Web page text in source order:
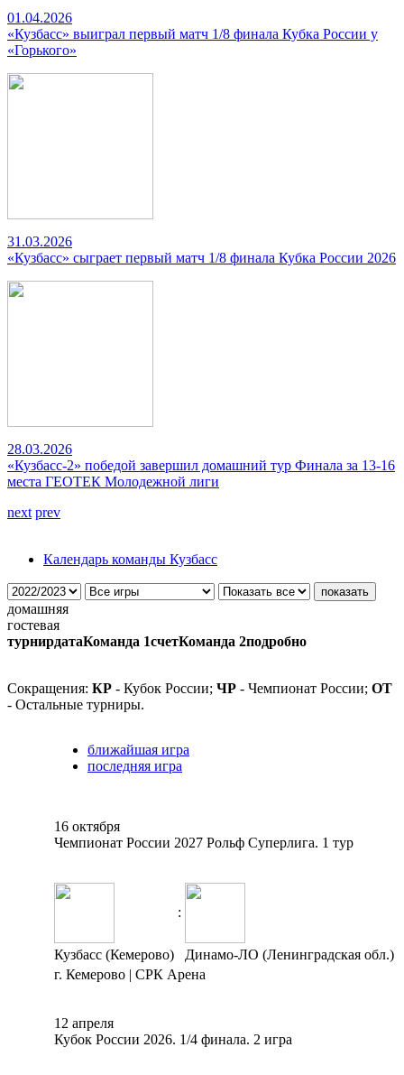
01.04.2026
«Кузбасс» выиграл первый матч 1/8 финала Кубка России у
«Горького»
31.03.2026
«Кузбасс» сыграет первый матч 1/8 финала Кубка России 2026
28.03.2026
«Кузбасс-2» победой завершил домашний тур Финала за 13-16
места ГЕОТЕК Молодежной лиги
next prev
Календарь команды Кузбасс
домашняя
гостевая
турнирдатаКоманда 1счетКоманда 2подробно
Сокращения: КР - Кубок России; ЧР - Чемпионат России; ОТ
- Остальные турниры.
ближайшая игра
последняя игра
16 октября
Чемпионат России 2027 Рольф Суперлига. 1 тур
:
Кузбасс (Кемерово)
Динамо-ЛО (Ленинградская обл.)
г. Кемерово | СРК Арена
12 апреля
Кубок России 2026. 1/4 финала. 2 игра